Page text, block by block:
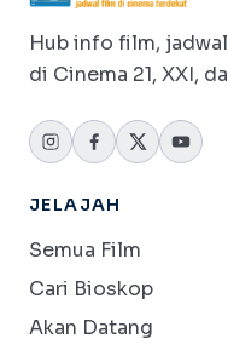
Hub info film,
di Cinema 21, XXI,
JELAJAH
Semua Film
Cari Bioskop
Akan Datang